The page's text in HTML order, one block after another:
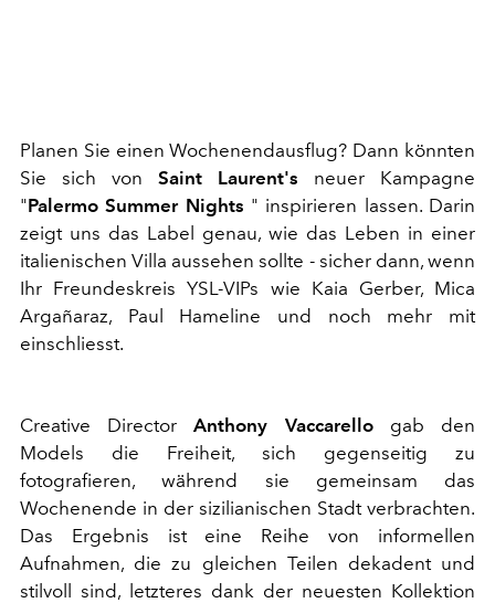
Planen Sie einen Wochenendausflug? Dann könnten
Sie sich von Saint Laurent's neuer Kampagne
"Palermo Summer Nights " inspirieren lassen. Darin
zeigt uns das Label genau, wie das Leben in einer
italienischen Villa aussehen sollte - sicher dann, wenn
Ihr Freundeskreis YSL-VIPs wie Kaia Gerber, Mica
Argañaraz, Paul Hameline und noch mehr mit
einschliesst.
Creative DirectorAnthony Vaccarellogab den
Models die Freiheit, sich gegenseitig zu
fotografieren, während sie gemeinsam das
Wochenende in der sizilianischen Stadt verbrachten.
Das Ergebnis ist eine Reihe von informellen
Aufnahmen, die zu gleichen Teilen dekadent und
stilvoll sind, letzteres dank der neuesten Kollektion